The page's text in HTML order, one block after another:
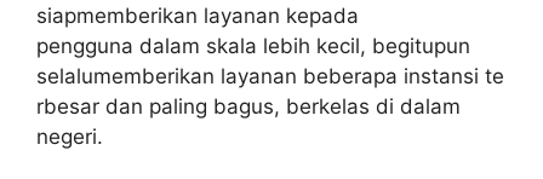
siapmemberikan layanan kepada
pengguna dalam skala lebih kecil, begitupun
selalumemberikan layanan beberapa instansi te
rbesar dan paling bagus, berkelas di dalam
negeri.